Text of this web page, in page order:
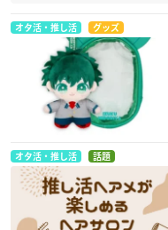
オタ活・推し活 グッズ
オタ活・推し活 話題